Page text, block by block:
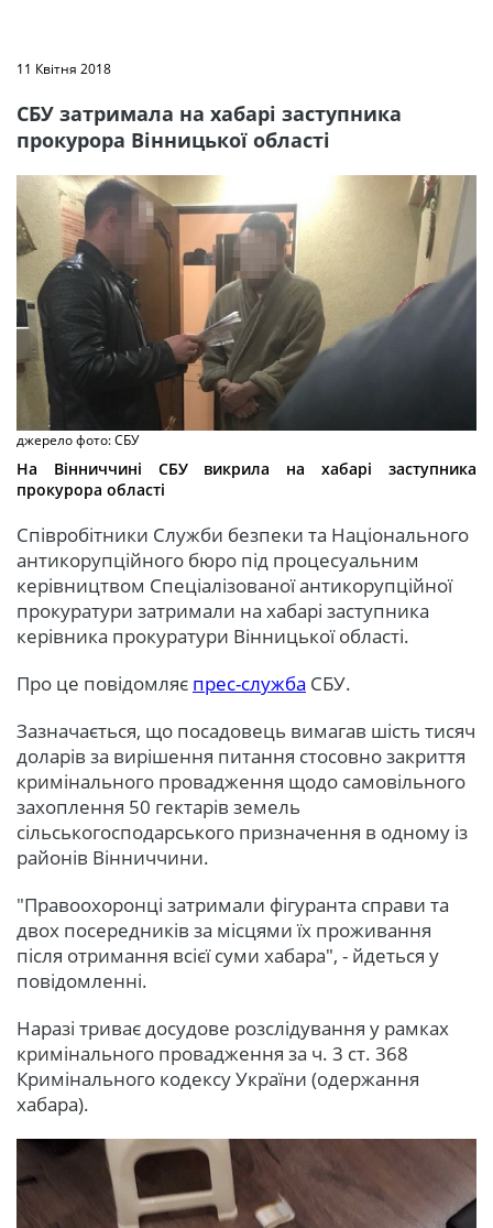
11 Квітня 2018
СБУ затримала на хабарі заступника
прокурора Вінницької області
джерело фото: СБУ
На Вінниччині СБУ викрила на хабарі заступника
прокурора області
Співробітники Служби безпеки та Національного
антикорупційного бюро під процесуальним
керівництвом Спеціалізованої антикорупційної
прокуратури затримали на хабарі заступника
керівника прокуратури Вінницької області.
Про це повідомляє прес-служба СБУ.
Зазначається, що посадовець вимагав шість тисяч
доларів за вирішення питання стосовно закриття
кримінального провадження щодо самовільного
захоплення 50 гектарів земель
сільськогосподарського призначення в одному із
районів Вінниччини.
"Правоохоронці затримали фігуранта справи та
двох посередників за місцями їх проживання
після отримання всієї суми хабара", - йдеться у
повідомленні.
Наразі триває досудове розслідування у рамках
кримінального провадження за ч. 3 ст. 368
Кримінального кодексу України (одержання
хабара).